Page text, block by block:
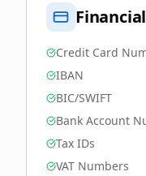
Credit Card
IBAN
BIC/SWIFT
Bank Account
Tax IDs
VAT Numbers